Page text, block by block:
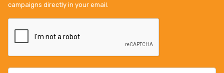
campaigns directly in your email.